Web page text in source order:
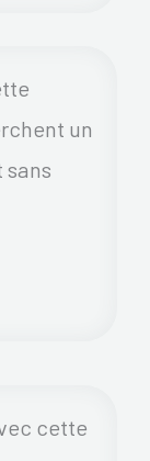
un
sans
cette